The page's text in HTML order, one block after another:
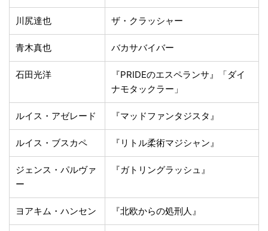
川尻達也 ザ・クラッシャー
青木真也 バカサバイバー
石田光洋
『PRIDEのエスペランサ』「ダイ
ナモタックラー」
ルイス・アゼレード 『マッドファンタジスタ』
ルイス・ブスカペ 『リトル柔術マジシャン』
ジェンス・パルヴァ
ー
『ガトリングラッシュ』
ヨアキム・ハンセン 『北欧からの処刑人』